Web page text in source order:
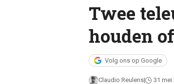
Twee
houden
Volg ons op Google
Claudio Reulens 31 mei